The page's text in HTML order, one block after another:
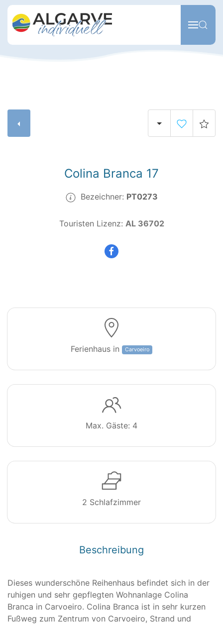
Zum Hauptinhalt springen
Colina Branca 17
Bezeichner: PT0273
Touristen Lizenz: AL 36702
Ferienhaus in Carvoeiro
Max. Gäste: 4
2 Schlafzimmer
Beschreibung
Dieses wunderschöne Reihenhaus befindet sich in der
ruhigen und sehr gepflegten Wohnanlage Colina
Branca in Carvoeiro. Colina Branca ist in sehr kurzen
Fußweg zum Zentrum von Carvoeiro, Strand und